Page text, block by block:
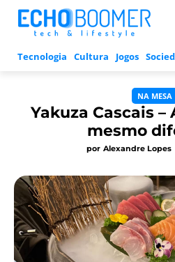
Tecnologia Cultura Jogos
NA MESA
Yakuza Cascais –
mesmo
por Alexandre Lopes